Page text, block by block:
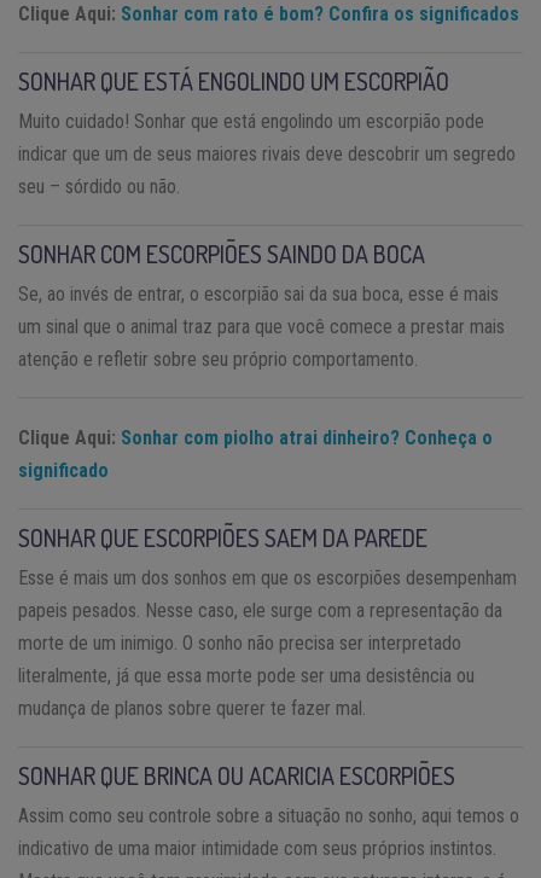
Clique Aqui: Sonhar com rato é bom? Confira os significados
SONHAR QUE ESTÁ ENGOLINDO UM ESCORPIÃO
Muito cuidado! Sonhar que está engolindo um escorpião pode
indicar que um de seus maiores rivais deve descobrir um segredo
seu – sórdido ou não.
SONHAR COM ESCORPIÕES SAINDO DA BOCA
Se, ao invés de entrar, o escorpião sai da sua boca, esse é mais
um sinal que o animal traz para que você comece a prestar mais
atenção e refletir sobre seu próprio comportamento.
Clique Aqui: Sonhar com piolho atrai dinheiro? Conheça o
significado
SONHAR QUE ESCORPIÕES SAEM DA PAREDE
Esse é mais um dos sonhos em que os escorpiões desempenham
papeis pesados. Nesse caso, ele surge com a representação da
morte de um inimigo. O sonho não precisa ser interpretado
literalmente, já que essa morte pode ser uma desistência ou
mudança de planos sobre querer te fazer mal.
SONHAR QUE BRINCA OU ACARICIA ESCORPIÕES
Assim como seu controle sobre a situação no sonho, aqui temos o
indicativo de uma maior intimidade com seus próprios instintos.